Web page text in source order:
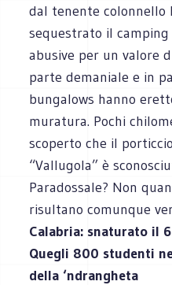
dal tenente colonnello
sequestrato il
abusive per un valore
parte demaniale e in
bungalows hanno
muratura. Pochi
scoperto che il
“Vallugola” è
Paradossale? Non
risultano comunque
Calabria: snaturato il
Quegli 800 studenti
della ‘ndrangheta